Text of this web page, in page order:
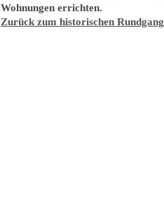
Wohnungen errichten.
Zurück zum historischen Rundgang